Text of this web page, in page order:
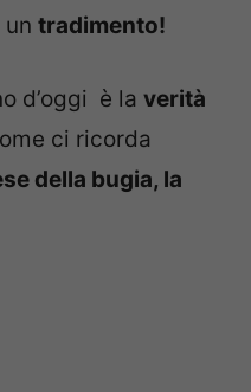
tradimento!
d’oggi è la verità
ci ricorda
della bugia, la